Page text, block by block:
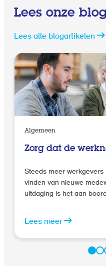
Lees onze
Lees alle blogartikelen
Algemeen
Zorg dat de
Steeds meer
vinden van nieuwe
uitdaging is het aan
steeds meer
Daarnaast vinden jonge
om in het begin van hun
Lees meer